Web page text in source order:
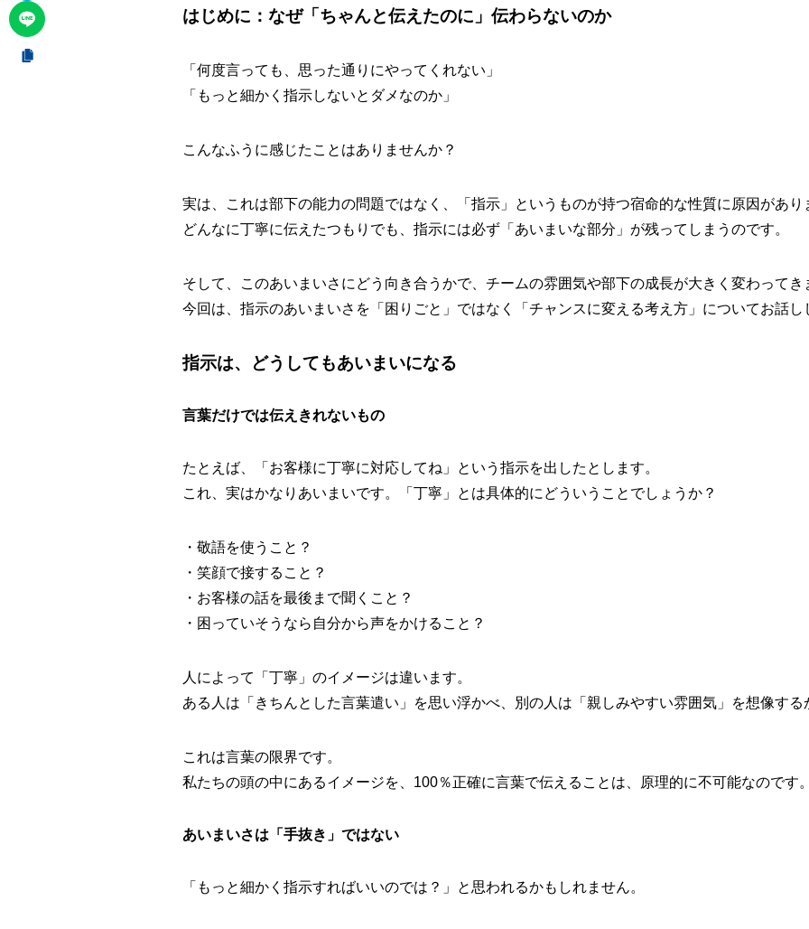
はじめに：なぜ「ちゃんと伝えたのに」伝わらないのか
「何度言っても、思った通りにやってくれない」
「もっと細かく指示しないとダメなのか」
こんなふうに感じたことはありませんか？
実は、これは部下の能力の問題ではなく、「指示」というものが持つ宿命的な性質に原因があり
どんなに丁寧に伝えたつもりでも、指示には必ず「あいまいな部分」が残ってしまうのです。
そして、このあいまいさにどう向き合うかで、チームの雰囲気や部下の成長が大きく変わってき
今回は、指示のあいまいさを「困りごと」ではなく「チャンスに変える考え方」についてお話し
指示は、どうしてもあいまいになる
言葉だけでは伝えきれないもの
たとえば、「お客様に丁寧に対応してね」という指示を出したとします。
これ、実はかなりあいまいです。「丁寧」とは具体的にどういうことでしょうか？
・敬語を使うこと？
・笑顔で接すること？
・お客様の話を最後まで聞くこと？
・困っていそうなら自分から声をかけること？
人によって「丁寧」のイメージは違います。
ある人は「きちんとした言葉遣い」を思い浮かべ、別の人は「親しみやすい雰囲気」を想像する
これは言葉の限界です。
私たちの頭の中にあるイメージを、100％正確に言葉で伝えることは、原理的に不可能なのです
あいまいさは「手抜き」ではない
「もっと細かく指示すればいいのでは？」と思われるかもしれません。